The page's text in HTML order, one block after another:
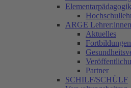
Elementarpädagogik
ARGE
Aktuelles
Fortbildungen
Partner
SCHILF/SCHÜLF